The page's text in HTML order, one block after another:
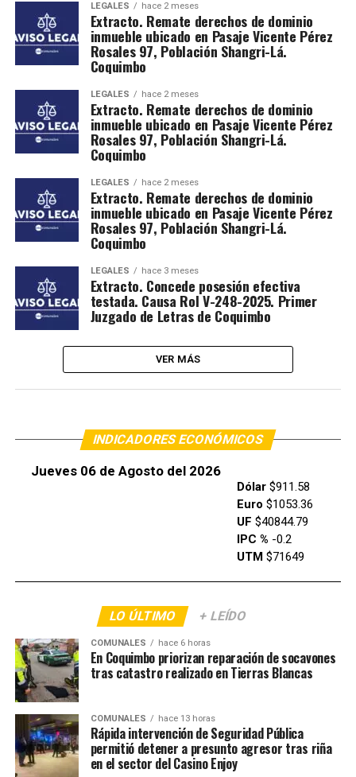
LEGALES hace 2 meses
Extracto. Remate derechos de dominio
inmueble ubicado en Pasaje Vicente Pérez
Rosales 97, Población Shangri-Lá.
Coquimbo
LEGALES hace 2 meses
Extracto. Remate derechos de dominio
inmueble ubicado en Pasaje Vicente Pérez
Rosales 97, Población Shangri-Lá.
Coquimbo
LEGALES hace 2 meses
Extracto. Remate derechos de dominio
inmueble ubicado en Pasaje Vicente Pérez
Rosales 97, Población Shangri-Lá.
Coquimbo
LEGALES hace 3 meses
Extracto. Concede posesión efectiva
testada. Causa Rol V-248-2025. Primer
Juzgado de Letras de Coquimbo
VER MÁS
INDICADORES ECONÓMICOS
Jueves 06 de Agosto del 2026
Dólar$911.58
Euro $1053.36
UF $40844.79
IPC % -0.2
UTM$71649
LO ÚLTIMO + LEÍDO
COMUNALES hace 6 horas
En Coquimbo priorizan reparación de socavones
tras catastro realizado en Tierras Blancas
COMUNALES hace 13 horas
Rápida intervención de Seguridad Pública
permitió detener a presunto agresor tras riña
en el sector del Casino Enjoy